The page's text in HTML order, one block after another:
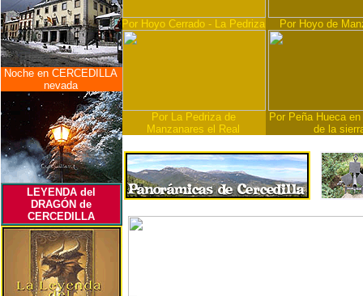
Noche en CERCEDILLA
nevada
LEYENDA del
DRAGÓN de
CERCEDILLA
Por Hoyo Cerrado - La Pedriza Por Hoyo de
Por La Pedriza de
Manzanares el Real
Por Peña Hueca
de la